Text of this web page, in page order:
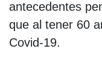
antecedentes
que al tener 60
Covid-19.